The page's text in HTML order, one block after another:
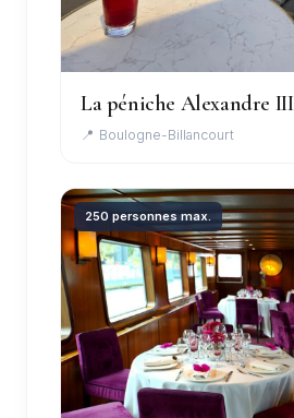
La péniche Alexandre III
📍 Boulogne-Billancourt
250 personnes max.